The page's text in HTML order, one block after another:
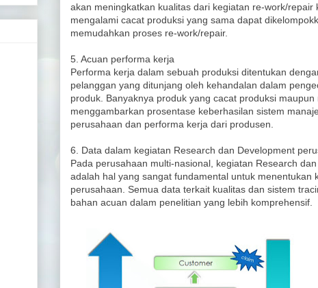
akan meningkatkan kualitas dari kegiatan re-work/repair
mengalami cacat produksi yang sama dapat
memudahkan proses re-work/repair.
5. Acuan performa kerja
Performa kerja dalam sebuah produksi ditentukan
pelanggan yang ditunjang oleh kehandalan dalam
produk. Banyaknya produk yang cacat produksi maupun
menggambarkan prosentase keberhasilan sistem
perusahaan dan performa kerja dari produsen.
6. Data dalam kegiatan Research dan Development
Pada perusahaan multi-nasional, kegiatan Research
adalah hal yang sangat fundamental untuk menentukan
perusahaan. Semua data terkait kualitas dan sistem
bahan acuan dalam penelitian yang lebih komprehensif.